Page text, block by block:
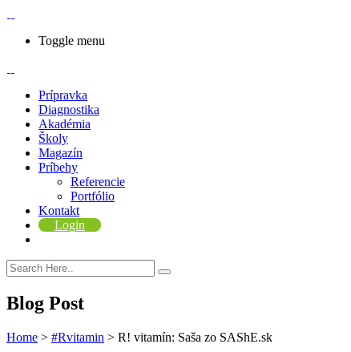
Toggle menu
Prípravka
Diagnostika
Akadémia
Školy
Magazín
Príbehy
Referencie
Portfólio
Kontakt
Login
Blog Post
Home > #Rvitamin > R! vitamín: Saša zo SAShE.sk